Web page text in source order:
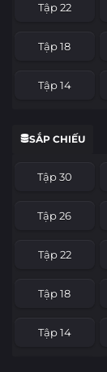
Tập 22
Tập 18
Tập 14
SẮP CHIẾU
Tập 30
Tập 26
Tập 22
Tập 18
Tập 14